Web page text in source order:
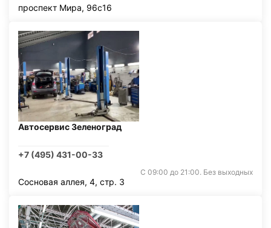
проспект Мира, 96с16
Автосервис Зеленоград
+7 (495) 431-00-33
С 09:00 до 21:00. Без выходных
Сосновая аллея, 4, стр. 3